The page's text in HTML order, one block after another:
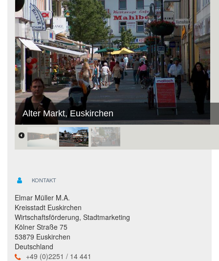
Alter Markt, Euskirchen
KONTAKT
Elmar Müller M.A.
Kreisstadt Euskirchen
Wirtschaftsförderung, Stadtmarketing
Kölner Straße 75
53879 Euskirchen
Deutschland
+49 (0)2251 / 14 441